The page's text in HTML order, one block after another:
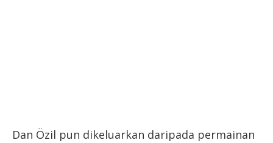
Dan Özil pun dikeluarkan daripada permainan